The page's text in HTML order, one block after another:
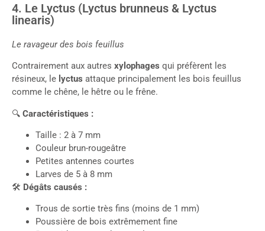
4. Le Lyctus (Lyctus brunneus & Lyctus
linearis)
Le ravageur des bois feuillus
Contrairement aux autres xylophages qui préfèrent les
résineux, le lyctus attaque principalement les bois feuillus
comme le chêne, le hêtre ou le frêne.
🔍 Caractéristiques :
Taille : 2 à 7 mm
Couleur brun-rougeâtre
Petites antennes courtes
Larves de 5 à 8 mm
🛠 Dégâts causés :
Trous de sortie très fins (moins de 1 mm)
Poussière de bois extrêmement fine